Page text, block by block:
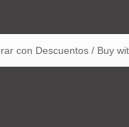
con Descuentos / Buy